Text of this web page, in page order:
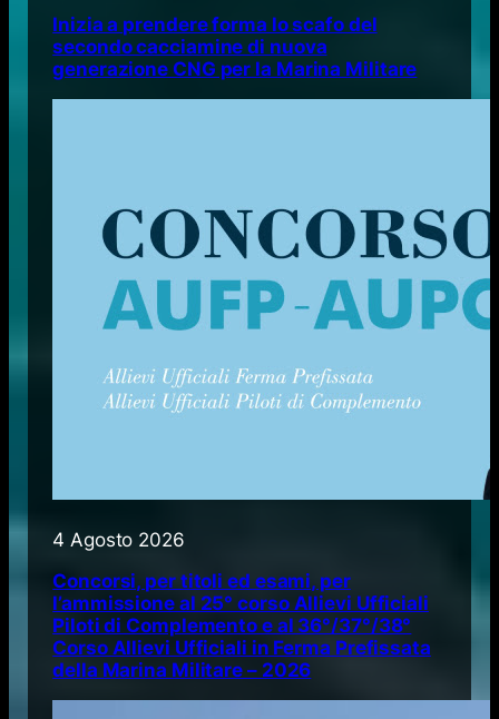
Inizia a prendere forma lo scafo del
secondo cacciamine di nuova
generazione CNG per la Marina Militare
4 Agosto 2026
Concorsi, per titoli ed esami, per
l’ammissione al 25° corso Allievi Ufficiali
Piloti di Complemento e al 36°/37°/38°
Corso Allievi Ufficiali in Ferma Prefissata
della Marina Militare – 2026